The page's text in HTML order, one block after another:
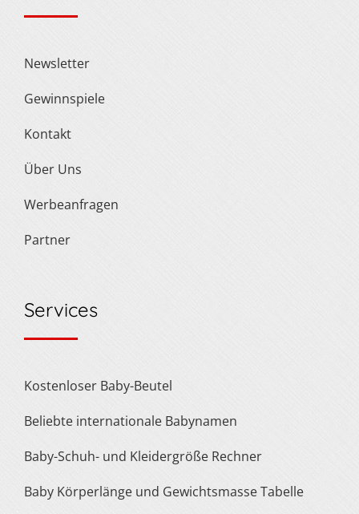
Newsletter
Gewinnspiele
Kontakt
Über Uns
Werbeanfragen
Partner
Services
Kostenloser Baby-Beutel
Beliebte internationale Babynamen
Baby-Schuh- und Kleidergröße Rechner
Baby Körperlänge und Gewichtsmasse Tabelle